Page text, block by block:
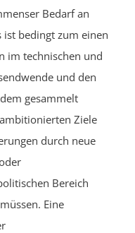
Bedarf an
ist bedingt zum einen
im technischen und
und den
gesammelt
Ziele
durch neue
Bereich
Eine